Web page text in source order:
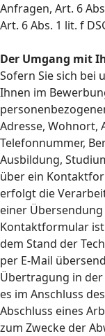
Anfragen, Art. 6
Art. 6 Abs. 1 lit. f
Der Umgang mit
Sofern Sie sich bei
Ihnen im
Adresse, Wohnort,
Telefonnummer,
Ausbildung,
über ein
erfolgt die
einer
Kontaktformular
dem Stand der
per E-Mail
Übertragung in
es im Anschluss
Abschluss eines
zum Zwecke der